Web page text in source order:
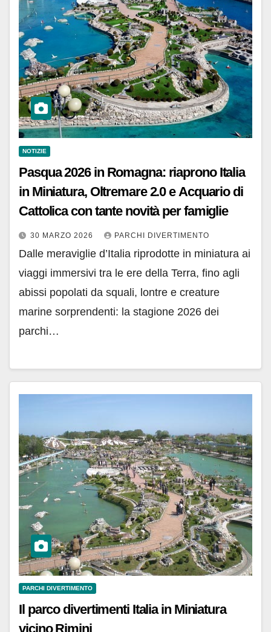
NOTIZIE
Pasqua 2026 in Romagna: riaprono Italia
in Miniatura, Oltremare 2.0 e Acquario di
Cattolica con tante novità per famiglie
30 MARZO 2026 PARCHI DIVERTIMENTO
Dalle meraviglie d’Italia riprodotte in miniatura ai
viaggi immersivi tra le ere della Terra, fino agli
abissi popolati da squali, lontre e creature
marine sorprendenti: la stagione 2026 dei
parchi…
PARCHI DIVERTIMENTO
Il parco divertimenti Italia in Miniatura
vicino Rimini